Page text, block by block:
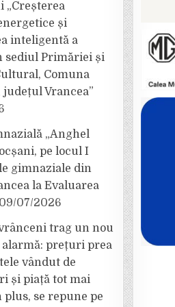
„Creșterea
și
inteligentă a
sediul Primăriei și
Comuna
Vrancea”
„Anghel
pe locul I
gimnaziale din
la Evaluarea
09/07/2026
trag un nou
alarmă: prețuri prea
vândut de
și piață tot mai
plus, se repune pe